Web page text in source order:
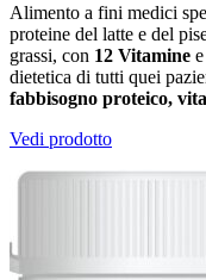
Alimento a fini medici
proteine del latte e del
grassi, con 12 Vitamine e
dietetica di tutti quei
fabbisogno proteico,
Vedi prodotto